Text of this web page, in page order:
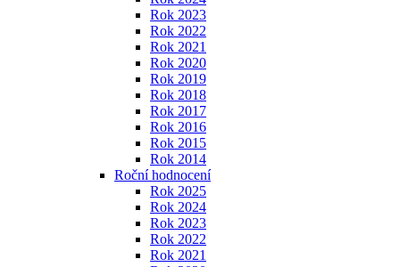
Rok 2023
Rok 2022
Rok 2021
Rok 2020
Rok 2019
Rok 2018
Rok 2017
Rok 2016
Rok 2015
Rok 2014
Roční hodnocení
Rok 2025
Rok 2024
Rok 2023
Rok 2022
Rok 2021